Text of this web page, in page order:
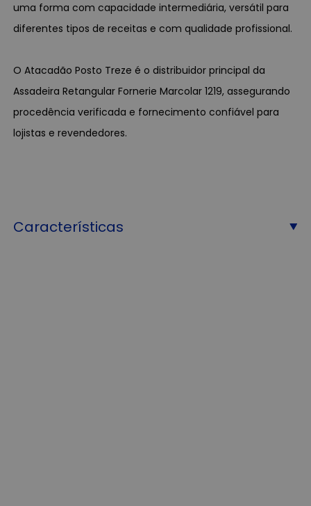
uma forma com capacidade intermediária, versátil para
diferentes tipos de receitas e com qualidade profissional.
O Atacadão Posto Treze é o distribuidor principal da
Assadeira Retangular Fornerie Marcolar 1219, assegurando
procedência verificada e fornecimento confiável para
lojistas e revendedores.
Características